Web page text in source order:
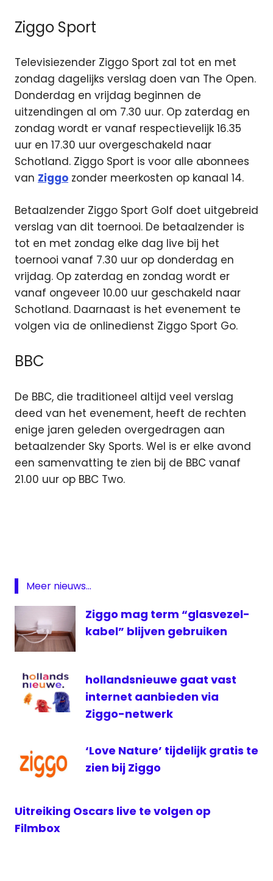
Ziggo Sport
Televisiezender Ziggo Sport zal tot en met
zondag dagelijks verslag doen van The Open.
Donderdag en vrijdag beginnen de
uitzendingen al om 7.30 uur. Op zaterdag en
zondag wordt er vanaf respectievelijk 16.35
uur en 17.30 uur overgeschakeld naar
Schotland. Ziggo Sport is voor alle abonnees
van Ziggo zonder meerkosten op kanaal 14.
Betaalzender Ziggo Sport Golf doet uitgebreid
verslag van dit toernooi. De betaalzender is
tot en met zondag elke dag live bij het
toernooi vanaf 7.30 uur op donderdag en
vrijdag. Op zaterdag en zondag wordt er
vanaf ongeveer 10.00 uur geschakeld naar
Schotland. Daarnaast is het evenement te
volgen via de onlinedienst Ziggo Sport Go.
BBC
De BBC, die traditioneel altijd veel verslag
deed van het evenement, heeft de rechten
enige jaren geleden overgedragen aan
betaalzender Sky Sports. Wel is er elke avond
een samenvatting te zien bij de BBC vanaf
21.00 uur op BBC Two.
Tiger
Ziggo
Sport
Sport
Totaal
Meer nieuws...
Ziggo mag term “glasvezel-
kabel” blijven gebruiken
hollandsnieuwe gaat vast
internet aanbieden via
Ziggo-netwerk
‘Love Nature’ tijdelijk gratis te
zien bij Ziggo
Uitreiking Oscars live te volgen op
Filmbox